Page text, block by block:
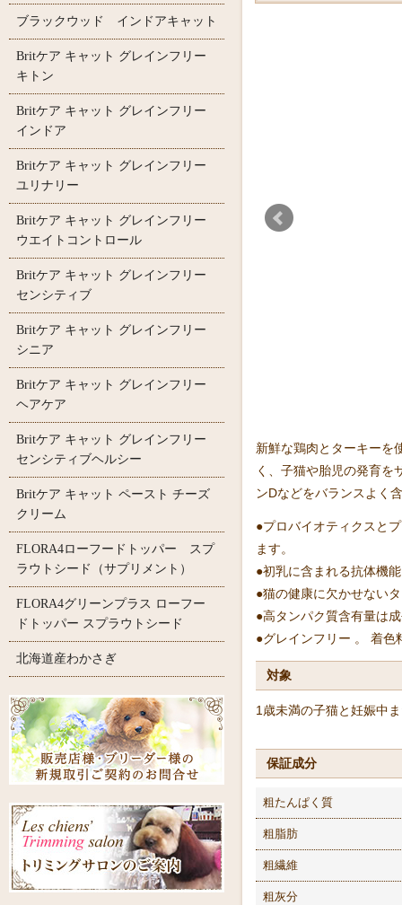
新鮮な鶏肉とターキーを
く、子猫や胎児の発育を
ンDなどをバランスよく
●プロバイオティクスと
ます。
●初乳に含まれる抗体機
●猫の健康に欠かせない
●高タンパク質含有量は
●グレインフリー 。 着色
対象
1歳未満の子猫と妊娠中
保証成分
粗たんぱく質
粗脂肪
粗繊維
粗灰分
ブラックウッド インドアキャット
Britケア キャット グレインフリー
キトン
Britケア キャット グレインフリー
インドア
Britケア キャット グレインフリー
ユリナリー
Britケア キャット グレインフリー
ウエイトコントロール
Britケア キャット グレインフリー
センシティブ
Britケア キャット グレインフリー
シニア
Britケア キャット グレインフリー
ヘアケア
Britケア キャット グレインフリー
センシティブヘルシー
Britケア キャット ペースト チーズ
クリーム
FLORA4ローフードトッパー スプ
ラウトシード（サプリメント）
FLORA4グリーンプラス ローフー
ドトッパー スプラウトシード
北海道産わかさぎ